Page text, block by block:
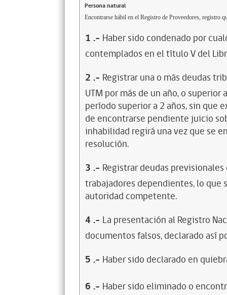
Persona natural
Encontrarse hábil en el Registro de Proveedores, registro
1 .- Haber sido condenado por
contemplados en el título V del
2 .- Registrar una o más deudas
UTM por más de un año, o
período superior a 2 años, sin que
de encontrarse pendiente juicio
inhabilidad regirá una vez que se
resolución.
3 .- Registrar deudas
trabajadores dependientes, lo
autoridad competente.
4 .- La presentación al Registro
documentos falsos, declarado así
5 .- Haber sido declarado en
6 .- Haber sido eliminado o